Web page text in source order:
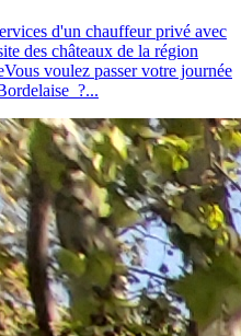
d'un chauffeur privé avec
des châteaux de la région
voulez passer votre journée
?...